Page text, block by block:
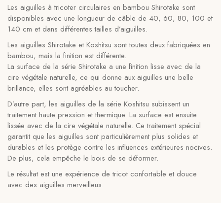
Les aiguilles à tricoter circulaires en bambou Shirotake sont
disponibles avec une longueur de câble de 40, 60, 80, 100 et
140 cm et dans différentes tailles d’aiguilles.
Les aiguilles Shirotake et Koshitsu sont toutes deux fabriquées en
bambou, mais la finition est différente.
La surface de la série Shirotake a une finition lisse avec de la
cire végétale naturelle, ce qui donne aux aiguilles une belle
brillance, elles sont agréables au toucher.
D’autre part, les aiguilles de la série Koshitsu subissent un
traitement haute pression et thermique. La surface est ensuite
lissée avec de la cire végétale naturelle. Ce traitement spécial
garantit que les aiguilles sont particulièrement plus solides et
durables et les protège contre les influences extérieures nocives.
De plus, cela empêche le bois de se déformer.
Le résultat est une expérience de tricot confortable et douce
avec des aiguilles merveilleus.